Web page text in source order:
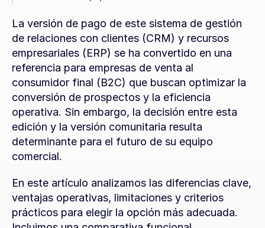
La versión de pago de este sistema de gestión
de relaciones con clientes (CRM) y recursos
empresariales (ERP) se ha convertido en una
referencia para empresas de venta al
consumidor final (B2C) que buscan optimizar la
conversión de prospectos y la eficiencia
operativa. Sin embargo, la decisión entre esta
edición y la versión comunitaria resulta
determinante para el futuro de su equipo
comercial.
En este artículo analizamos las diferencias clave,
ventajas operativas, limitaciones y criterios
prácticos para elegir la opción más adecuada.